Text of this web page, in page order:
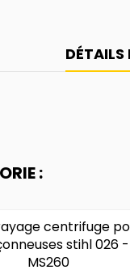
DÉTAILS
: